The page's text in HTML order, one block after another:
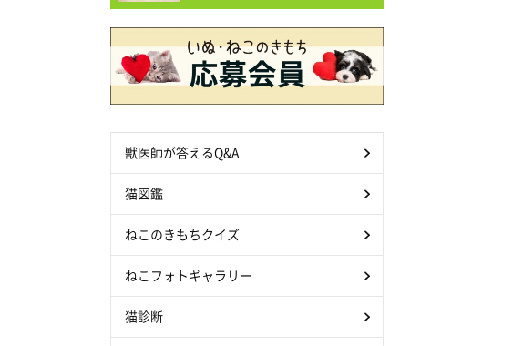
獣医師が答えるQ&A
猫図鑑
ねこのきもちクイズ
ねこフォトギャラリー
猫診断